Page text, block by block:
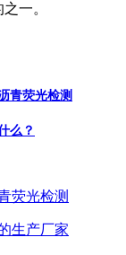
一。
青荧光检测
么？
荧光检测
生产厂家